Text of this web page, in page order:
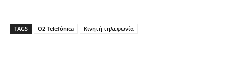
TAGS O2 Telefónica Κινητή τηλεφωνία